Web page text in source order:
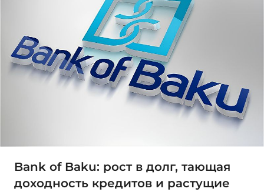
Bank of Baku: рост в долг, тающая
доходность кредитов и растущие